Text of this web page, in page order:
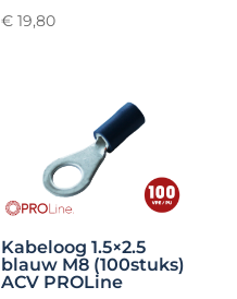
€ 19,80
Kabeloog 1.5×2.5
blauw M8 (100stuks)
ACV PROLine